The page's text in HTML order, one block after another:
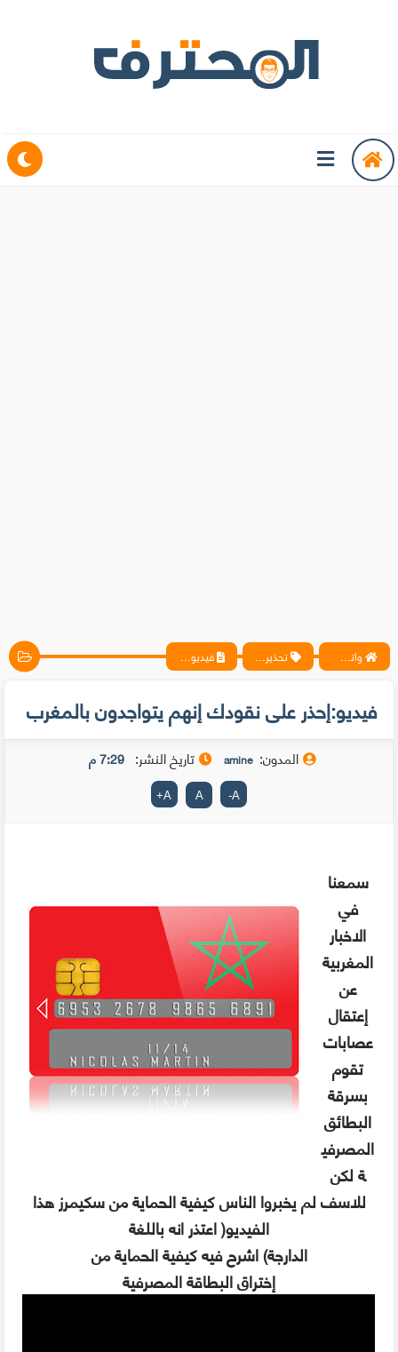
واتس آب ، فيسبوك ، أنترنت ، شروحات تقنية حصرية - المحترف تحذيرات فيديو:إحذر على نقودك إنهم يتواجدون بالمغرب
فيديو:إحذر على نقودك إنهم يتواجدون بالمغرب
المدون: amine تاريخ النشر: 7:29 م
A
-
A
A
+
سمعنا
في
الاخبار
المغربية
عن
إعتقال
عصابات
تقوم
بسرقة
البطائق
المصرفي
ة لكن
للاسف لم يخبروا الناس كيفية الحماية من سكيمرز هذا
الفيديو( اعتذر انه باللغة
الدارجة) اشرح فيه كيفية الحماية من
إختراق البطاقة المصرفية